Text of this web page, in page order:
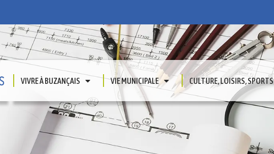
VIVRE À BUZANÇAIS VIE MUNICIPALE CULTURE, LOISIRS, SPORTS